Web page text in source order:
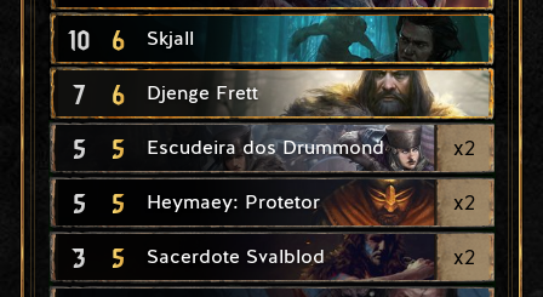
10 6 Skjall
7 6 Djenge Frett
5 5 Escudeira dos Drummond x2
5 5 Heymaey: Protetor x2
3 5 Sacerdote Svalblod x2